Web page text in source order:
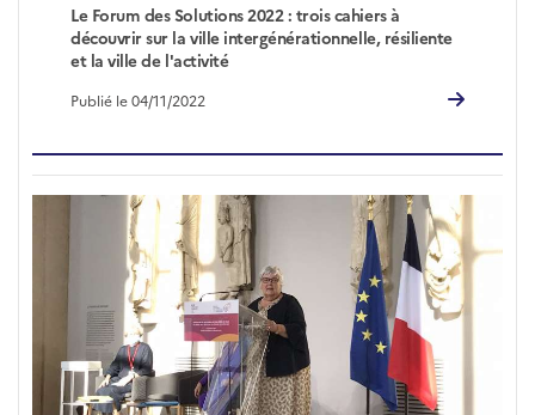
Le Forum des Solutions 2022 : trois cahiers à
découvrir sur la ville intergénérationnelle, résiliente
et la ville de l'activité
Publié le 04/11/2022